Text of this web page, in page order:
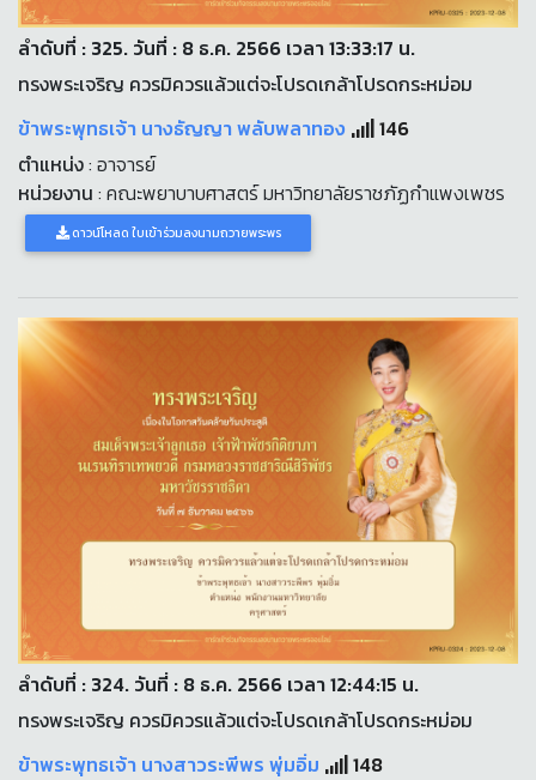
ลำดับที่ : 325. วันที่ : 8 ธ.ค. 2566 เวลา 13:33:17 น.
ทรงพระเจริญ ควรมิควรแล้วแต่จะโปรดเกล้าโปรดกระหม่อม
ข้าพระพุทธเจ้า นางธัญญา พลับพลาทอง
146
ตำแหน่ง: อาจารย์
หน่วยงาน : คณะพยาบาบศาสตร์ มหาวิทยาลัยราชภัฏกำแพงเพชร
ดาวน์โหลด ใบเข้าร่วมลงนามถวายพระพร
ลำดับที่ : 324. วันที่ : 8 ธ.ค. 2566 เวลา 12:44:15 น.
ทรงพระเจริญ ควรมิควรแล้วแต่จะโปรดเกล้าโปรดกระหม่อม
ข้าพระพุทธเจ้า นางสาวระพีพร พุ่มอิ่ม
148